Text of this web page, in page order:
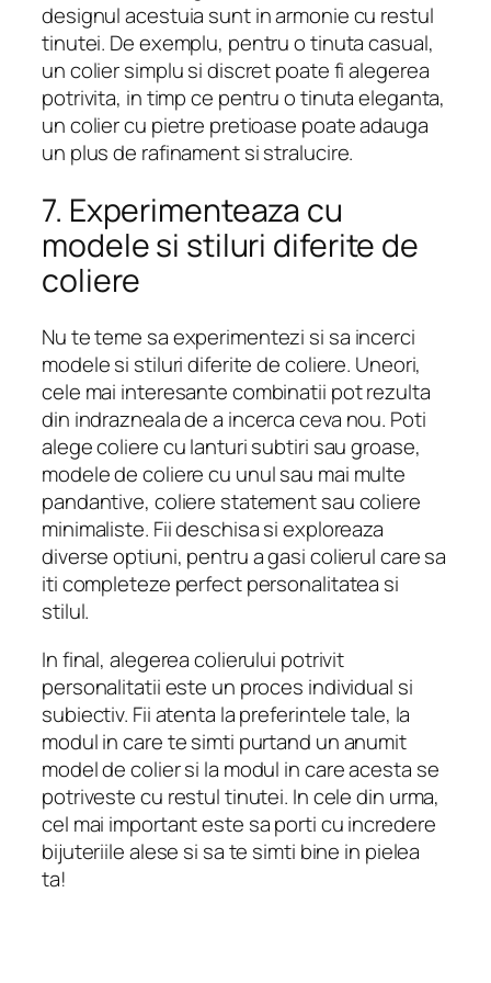
designul acestuia sunt in armonie cu restul
tinutei. De exemplu, pentru o tinuta casual,
un colier simplu si discret poate fi alegerea
potrivita, in timp ce pentru o tinuta eleganta,
un colier cu pietre pretioase poate adauga
un plus de rafinament si stralucire.
7. Experimenteaza cu
modele si stiluri diferite de
coliere
Nu te teme sa experimentezi si sa incerci
modele si stiluri diferite de coliere. Uneori,
cele mai interesante combinatii pot rezulta
din indrazneala de a incerca ceva nou. Poti
alege coliere cu lanturi subtiri sau groase,
modele de coliere cu unul sau mai multe
pandantive, coliere statement sau coliere
minimaliste. Fii deschisa si exploreaza
diverse optiuni, pentru a gasi colierul care sa
iti completeze perfect personalitatea si
stilul.
In final, alegerea colierului potrivit
personalitatii este un proces individual si
subiectiv. Fii atenta la preferintele tale, la
modul in care te simti purtand un anumit
model de colier si la modul in care acesta se
potriveste cu restul tinutei. In cele din urma,
cel mai important este sa porti cu incredere
bijuteriile alese si sa te simti bine in pielea
ta!